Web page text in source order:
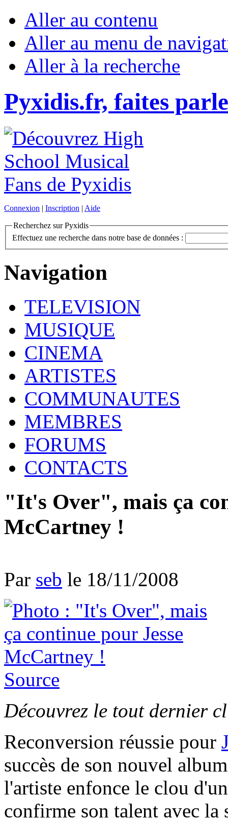
Aller au contenu
Aller au menu de
Aller à la recherche
Pyxidis.fr, faites
Connexion | Inscription | Aide
Recherchez sur Pyxidis
Effectuez une recherche dans notre base de données :
Navigation
TELEVISION
MUSIQUE
CINEMA
ARTISTES
COMMUNAUTES
MEMBRES
FORUMS
CONTACTS
"It's Over", mais ça
McCartney !
Par seb le 18/11/2008
Source
Découvrez le tout dernier
Reconversion réussie pour
succès de son nouvel
l'artiste enfonce le clou
confirme son talent avec